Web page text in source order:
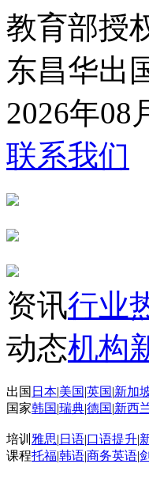
教育部授
东昌华出
2026年08
联系我们
资讯行业
动态机构
出国 日本|美国|英国|新加
国家韩国|瑞典|德国|新西
培训 雅思| 日语|口语提升|
课程托福|韩语|商务英语|